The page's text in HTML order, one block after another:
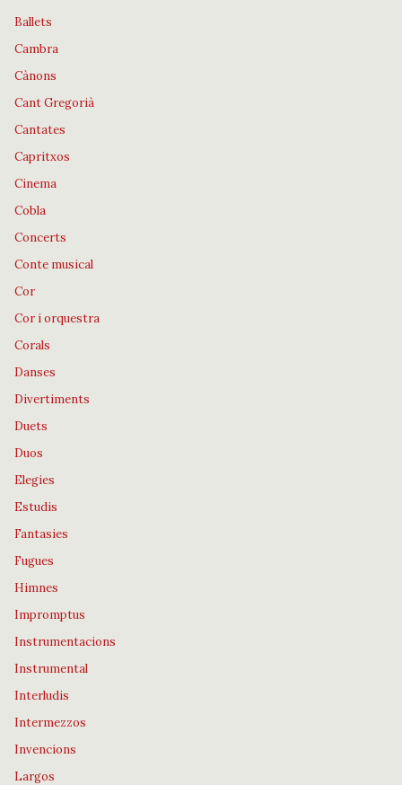
Ballets
Cambra
Cànons
Cant Gregorià
Cantates
Capritxos
Cinema
Cobla
Concerts
Conte musical
Cor
Cor i orquestra
Corals
Danses
Divertiments
Duets
Duos
Elegies
Estudis
Fantasies
Fugues
Himnes
Impromptus
Instrumentacions
Instrumental
Interludis
Intermezzos
Invencions
Largos